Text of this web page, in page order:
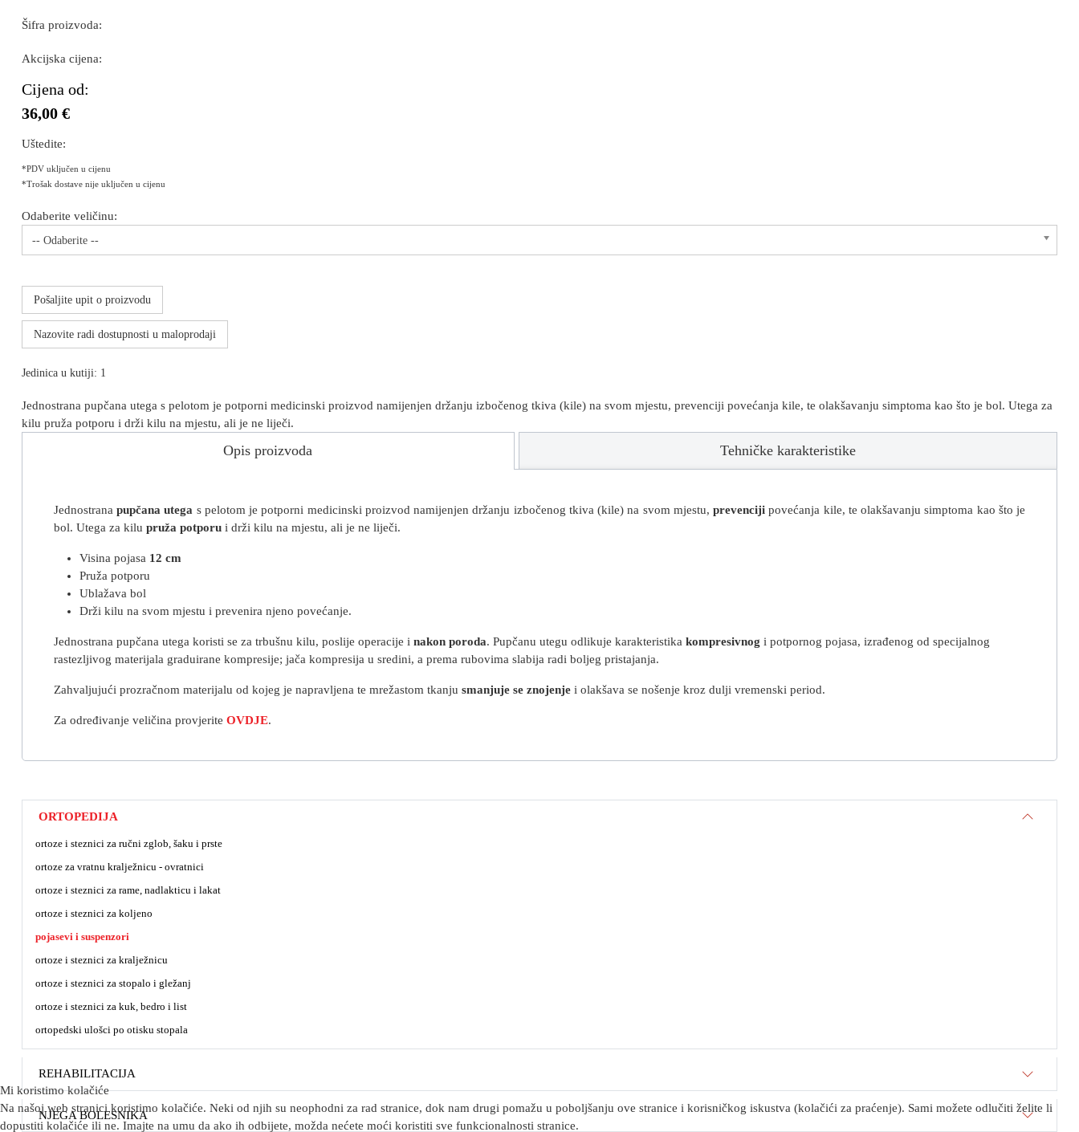
ORTOPEDIJA
ortoze i steznici za ručni zglob, šaku i prste
ortoze za vratnu kralježnicu - ovratnici
ortoze i steznici za rame, nadlakticu i lakat
ortoze i steznici za koljeno
pojasevi i suspenzori
ortoze i steznici za kralježnicu
ortoze i steznici za stopalo i gležanj
ortoze i steznici za kuk, bedro i list
ortopedski ulošci po otisku stopala
REHABILITACIJA
NJEGA BOLESNIKA
Šifra proizvoda:
Akcijska cijena:
Cijena od:
36,00 €
Uštedite:
*PDV uključen u cijenu
*Trošak dostave nije uključen u cijenu
Odaberite veličinu:
-- Odaberite --
Pošaljite upit o proizvodu
Nazovite radi dostupnosti u maloprodaji
Jedinica u kutiji: 1
Jednostrana pupčana utega s pelotom je potporni medicinski proizvod namijenjen držanju izbočenog tkiva (kile) na svom mjestu, prevenciji povećanja kile, te olakšavanju simptoma kao što je bol. Utega za
kilu pruža potporu i drži kilu na mjestu, ali je ne liječi.
Opis proizvoda Tehničke karakteristike
Jednostrana pupčana utega s pelotom je potporni medicinski proizvod namijenjen držanju izbočenog tkiva (kile) na svom mjestu,prevenciji povećanja kile, te olakšavanju simptoma kao što je
bol. Utega za kilu pruža potporui drži kilu na mjestu, ali je ne liječi.
Visina pojasa 12 cm
Pruža potporu
Ublažava bol
Drži kilu na svom mjestu i prevenira njeno povećanje.
Jednostrana pupčana utega koristi se za trbušnu kilu, poslije operacije i nakon poroda. Pupčanu utegu odlikuje karakteristika kompresivnog i potpornog pojasa, izrađenog od specijalnog
rastezljivog materijala graduirane kompresije; jača kompresija u sredini, a prema rubovima slabija radi boljeg pristajanja.
Zahvaljujući prozračnom materijalu od kojeg je napravljena te mrežastom tkanju smanjuje se znojenjei olakšava se nošenje kroz dulji vremenski period.
Za određivanje veličina provjerite OVDJE.
Mi koristimo kolačiće
Na našoj web stranici koristimo kolačiće. Neki od njih su neophodni za rad stranice, dok nam drugi pomažu u poboljšanju ove stranice i korisničkog iskustva (kolačići za praćenje). Sami možete odlučiti želite li
dopustiti kolačiće ili ne. Imajte na umu da ako ih odbijete, možda nećete moći koristiti sve funkcionalnosti stranice.